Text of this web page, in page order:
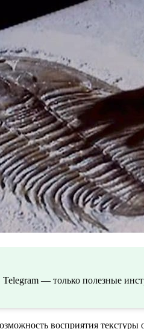
— только полезные
восприятия